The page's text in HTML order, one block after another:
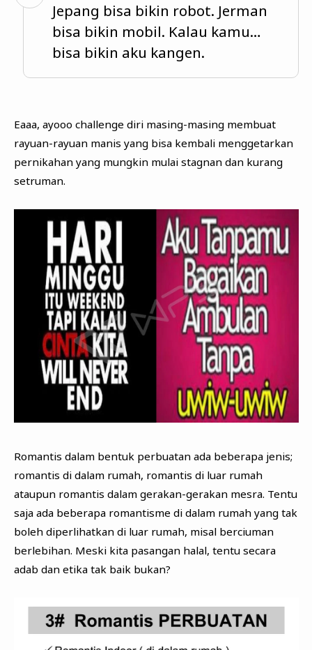
Jepang bisa bikin robot. Jerman
bisa bikin mobil. Kalau kamu…
bisa bikin aku kangen.
Eaaa, ayooo challenge diri masing-masing membuat
rayuan-rayuan manis yang bisa kembali menggetarkan
pernikahan yang mungkin mulai stagnan dan kurang
setruman.
Romantis dalam bentuk perbuatan ada beberapa jenis;
romantis di dalam rumah, romantis di luar rumah
ataupun romantis dalam gerakan-gerakan mesra. Tentu
saja ada beberapa romantisme di dalam rumah yang tak
boleh diperlihatkan di luar rumah, misal berciuman
berlebihan. Meski kita pasangan halal, tentu secara
adab dan etika tak baik bukan?